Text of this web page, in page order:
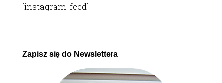
[instagram-feed]
Zapisz się do Newslettera